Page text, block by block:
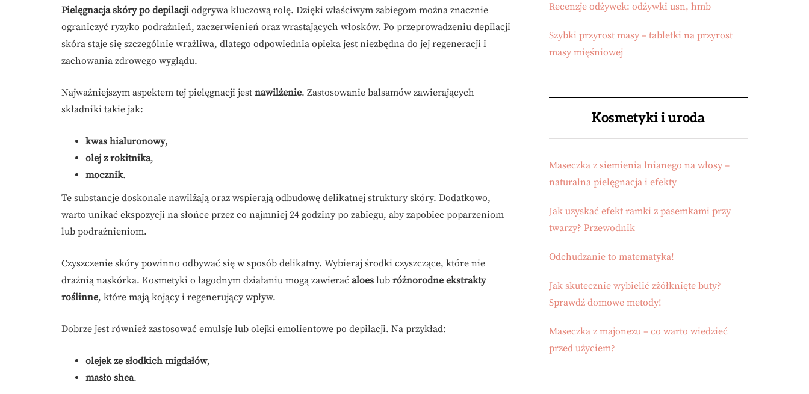
Pielęgnacja skóry po depilacji odgrywa kluczową rolę. Dzięki właściwym zabiegom można znacznie
ograniczyć ryzyko podrażnień, zaczerwienień oraz wrastających włosków. Po przeprowadzeniu depilacji
skóra staje się szczególnie wrażliwa, dlatego odpowiednia opieka jest niezbędna do jej regeneracji i
zachowania zdrowego wyglądu.
Najważniejszym aspektem tej pielęgnacji jest nawilżenie. Zastosowanie balsamów zawierających
składniki takie jak:
kwas hialuronowy,
olej z rokitnika,
mocznik.
Te substancje doskonale nawilżają oraz wspierają odbudowę delikatnej struktury skóry. Dodatkowo,
warto unikać ekspozycji na słońce przez co najmniej 24 godziny po zabiegu, aby zapobiec poparzeniom
lub podrażnieniom.
Czyszczenie skóry powinno odbywać się w sposób delikatny. Wybieraj środki czyszczące, które nie
drażnią naskórka. Kosmetyki o łagodnym działaniu mogą zawierać aloes lub różnorodne ekstrakty
roślinne, które mają kojący i regenerujący wpływ.
Dobrze jest również zastosować emulsje lub olejki emolientowe po depilacji. Na przykład:
olejek ze słodkich migdałów,
masło shea.
Recenzje odżywek: odżywki usn, hmb
Szybki przyrost masy – tabletki na przyrost
masy mięśniowej
Kosmetyki i uroda
Maseczka z siemienia lnianego na włosy –
naturalna pielęgnacja i efekty
Jak uzyskać efekt ramki z pasemkami przy
twarzy? Przewodnik
Odchudzanie to matematyka!
Jak skutecznie wybielić zżółknięte buty?
Sprawdź domowe metody!
Maseczka z majonezu – co warto wiedzieć
przed użyciem?